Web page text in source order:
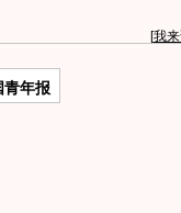
[我
青年报